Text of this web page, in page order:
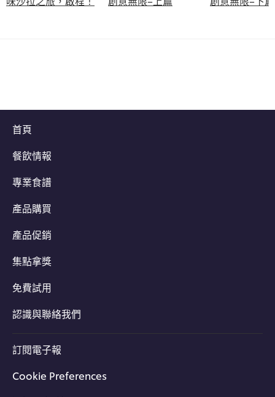
首頁
餐飲情報
專業食譜
產品購買
產品促銷
集點拿獎
免費試用
認識與聯絡我們
訂閱電子報
Cookie Preferences